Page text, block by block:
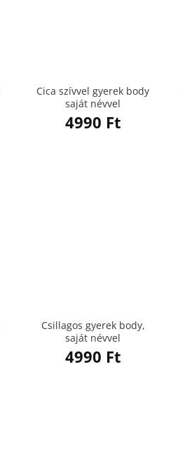
Cica szívvel gyerek body
saját névvel
4990 Ft
Csillagos gyerek body,
saját névvel
4990 Ft